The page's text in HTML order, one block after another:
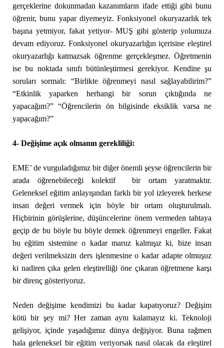
gerçeklerine dokunmadan kazanımların ifade ettiği gibi bunu
öğrenir, bunu yapar diyemeyiz. Fonksiyonel okuryazarlık tek
başına yetmiyor, fakat yetiyor- MUŞ gibi gösterip yolumuza
devam ediyoruz. Fonksiyonel okuryazarlığın içerisine eleştirel
okuryazarlığı katmazsak öğrenme gerçekleşmez. Öğretmenin
ise bu noktada sınıfı bütünleştirmesi gerekiyor. Kendine şu
soruları sormalı: “Birlikte öğrenmeyi nasıl sağlayabilirim?”
“Etkinlik yaparken herhangi bir sorun çıktığında ne
yapacağım?” “Öğrencilerin ön bilgisinde eksiklik varsa ne
yapacağım?”
4- Değişime açık olmanın gerekliliği:
EME’ de vurguladığımız bir diğer önemli şeyse öğrencilerin bir
arada öğrenebileceği kolektif bir ortam yaratmaktır.
Geleneksel eğitim anlayışından farklı bir yol izleyerek herkese
insan değeri vermek için böyle bir ortam oluşturulmalı.
Hiçbirinin görüşlerine, düşüncelerine önem vermeden tahtaya
geçip de bu böyle bu böyle demek öğrenmeyi engeller. Fakat
bu eğitim sistemine o kadar maruz kalmışız ki, bize insan
değeri verilmeksizin ders işlenmesine o kadar adapte olmuşuz
ki nadiren çıka gelen eleştirelliği öne çıkaran öğretmene karşı
bir direnç gösteriyoruz.
Neden değişime kendimizi bu kadar kapatıyoruz? Değişim
kötü bir şey mi? Her zaman aynı kalamayız ki. Teknoloji
gelişiyor, içinde yaşadığımız dünya değişiyor. Buna rağmen
hala geleneksel bir eğitim veriyorsak nasıl olacak da eleştirel